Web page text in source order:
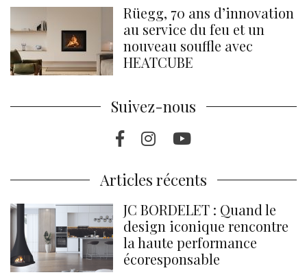
Rüegg, 70 ans d’innovation
au service du feu et un
nouveau souffle avec
HEATCUBE
Suivez-nous
Facebook
Instragram
Youtube
Articles récents
JC BORDELET : Quand le
design iconique rencontre
la haute performance
écoresponsable